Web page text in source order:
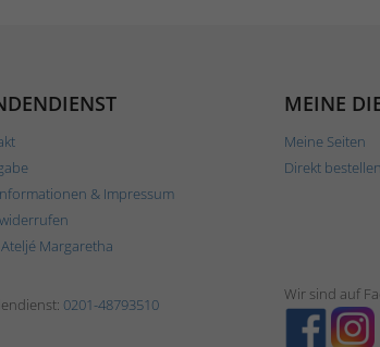
& Impressum
Margaretha
MEINE
Meine Seiten
Direkt bestellen
0201-48793510
Wir sind auf